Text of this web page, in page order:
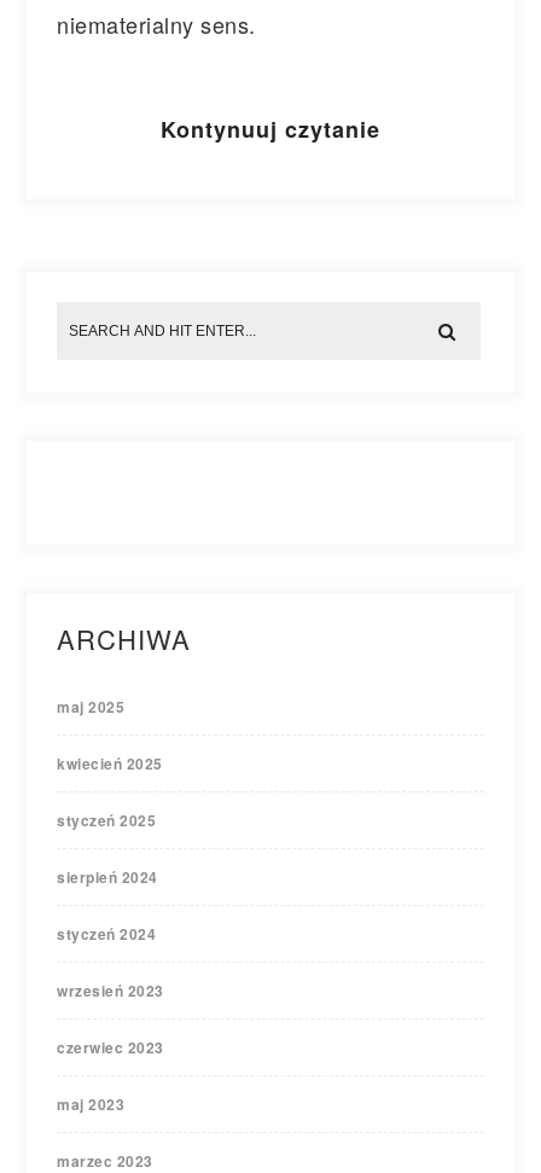
niematerialny sens.
Kontynuuj czytanie
ARCHIWA
maj 2025
kwiecień 2025
styczeń 2025
sierpień 2024
styczeń 2024
wrzesień 2023
czerwiec 2023
maj 2023
marzec 2023